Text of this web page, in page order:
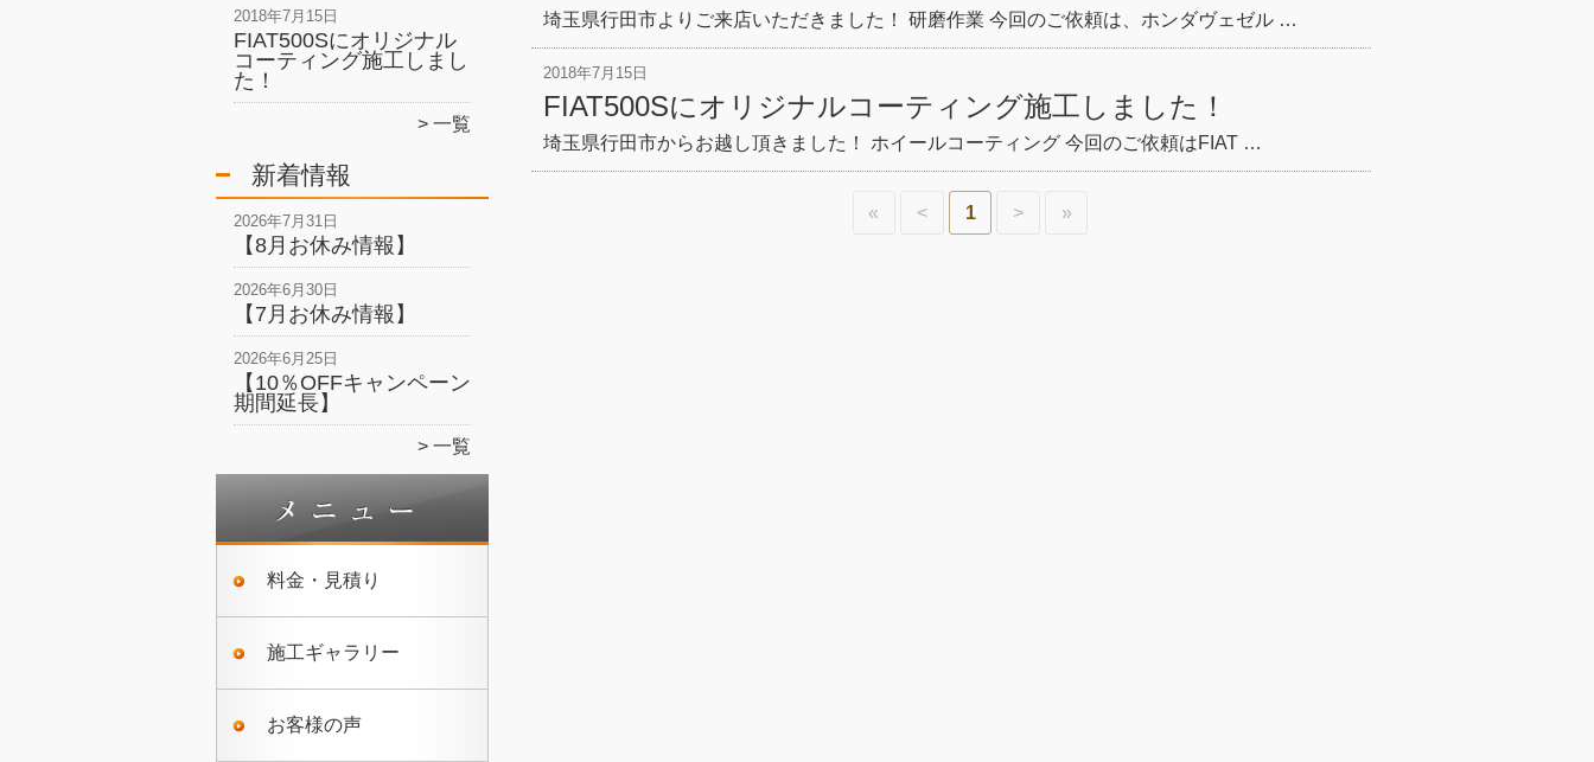
2018年7月15日
FIAT500Sにオリジナル
コーティング施工しまし
た！
一覧
新着情報
2026年7月31日
【8月お休み情報】
2026年6月30日
【7月お休み情報】
2026年6月25日
【10％OFFキャンペーン
期間延長】
一覧
料金・見積り
施工ギャラリー
お客様の声
埼玉県行田市よりご来店いただきました！ 研磨作業 今回のご依頼は、ホンダヴェゼル …
2018年7月15日
FIAT500Sにオリジナルコーティング施工しました！
埼玉県行田市からお越し頂きました！ ホイールコーティング 今回のご依頼はFIAT …
« < 1 > »